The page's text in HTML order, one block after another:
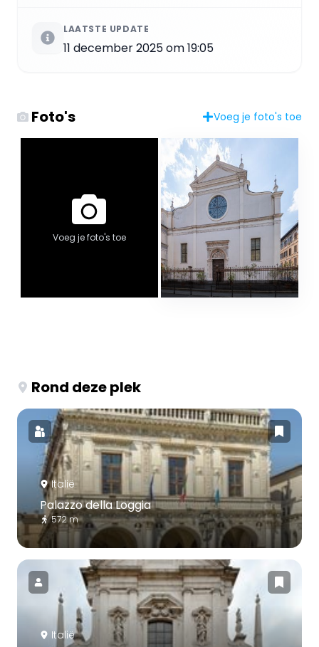
LAATSTE UPDATE
11 december 2025 om 19:05
Foto's Voeg je foto's toe
Voeg je foto's toe
Rond deze plek
Italië
Palazzo della Loggia
572 m
Italië